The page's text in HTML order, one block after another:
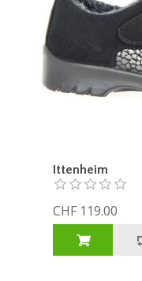
Ittenheim
CHF 119.00